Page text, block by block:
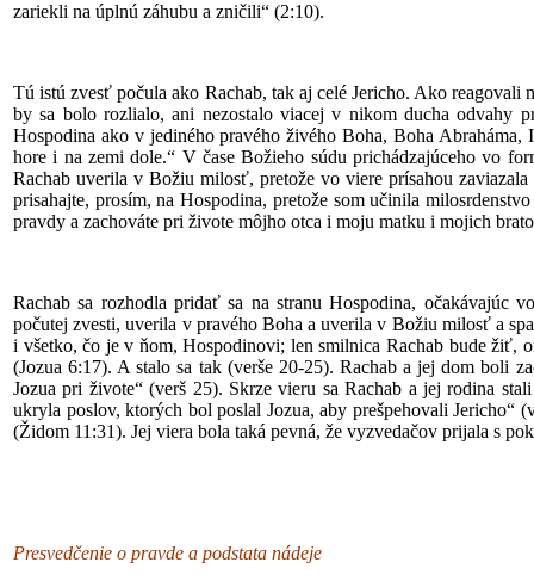
zariekli na úplnú záhubu a zničili“ (2:10).
Tú istú zvesť počula ako Rachab, tak aj celé Jericho. Ako reagovali
by sa bolo rozlialo, ani nezostalo viacej v nikom ducha odvahy
Hospodina ako v jediného pravého živého Boha, Boha
hore i na zemi dole.“ V čase Božieho súdu prichádzajúceho vo
Rachab uverila v Božiu milosť, pretože vo viere prísahou
prisahajte, prosím, na Hospodina, pretože som učinila
pravdy a zachováte pri živote môjho otca i moju matku i mojich
Rachab sa rozhodla pridať sa na stranu Hospodina, očakávajúc
počutej zvesti, uverila v pravého Boha a uverila v Božiu milosť a
i všetko, čo je v ňom, Hospodinovi; len smilnica Rachab bude žiť,
(Jozua 6:17). A stalo sa tak (verše 20-25). Rachab a jej dom boli
Jozua pri živote“ (verš 25). Skrze vieru sa Rachab a jej rodina
ukryla poslov, ktorých bol poslal Jozua, aby prešpehovali Jericho“
(Židom 11:31). Jej viera bola taká pevná, že vyzvedačov prijala s
Presvedčenie o pravde a podstata nádeje